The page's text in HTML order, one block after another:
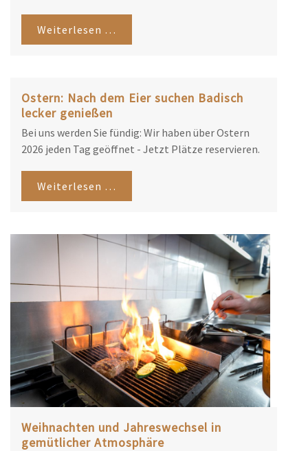
Weiterlesen …
Ostern: Nach dem Eier suchen Badisch
lecker genießen
Bei uns werden Sie fündig: Wir haben über Ostern
2026 jeden Tag geöffnet - Jetzt Plätze reservieren.
Weiterlesen …
Weihnachten und Jahreswechsel in
gemütlicher Atmosphäre